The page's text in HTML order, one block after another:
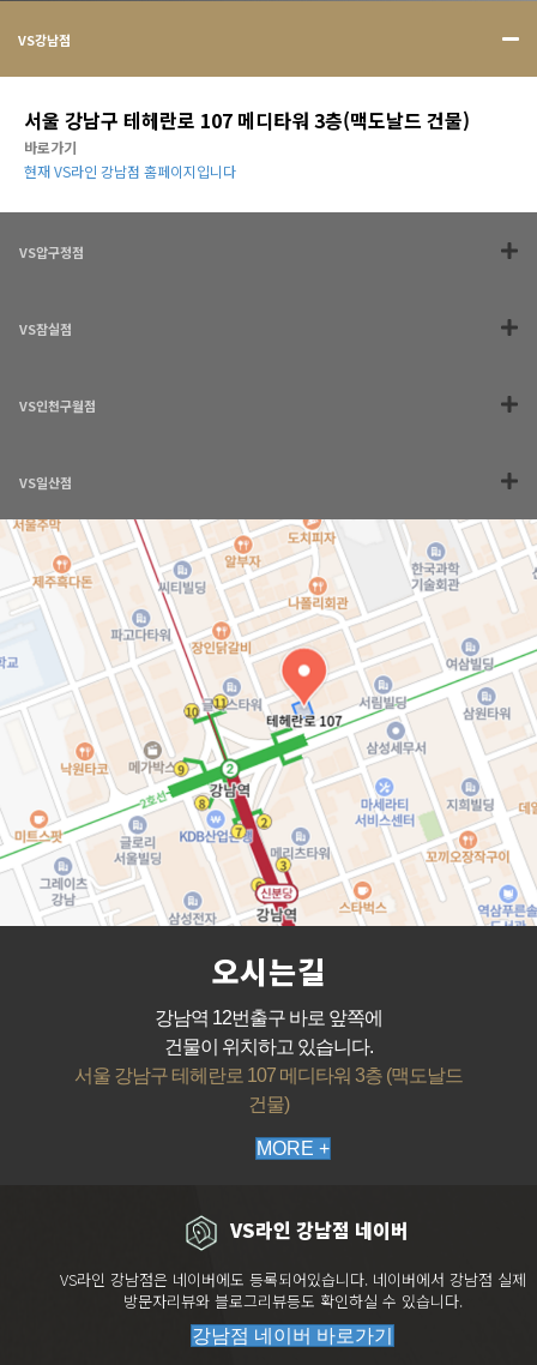
VS강남점
서울 강남구 테헤란로 107 메디타워 3층(맥도날드 건물)
바로가기
현재 VS라인 강남점 홈페이지입니다
VS압구정점
VS잠실점
VS인천구월점
VS일산점
오시는길
강남역 12번출구 바로 앞쪽에
건물이 위치하고 있습니다.
서울 강남구 테헤란로 107 메디타워 3층 (맥도날드
건물)
MORE +
VS라인 강남점 네이버
VS라인 강남점은 네이버에도 등록되어있습니다. 네이버에서 강남점 실제
방문자리뷰와 블로그리뷰등도 확인하실 수 있습니다.
강남점 네이버 바로가기